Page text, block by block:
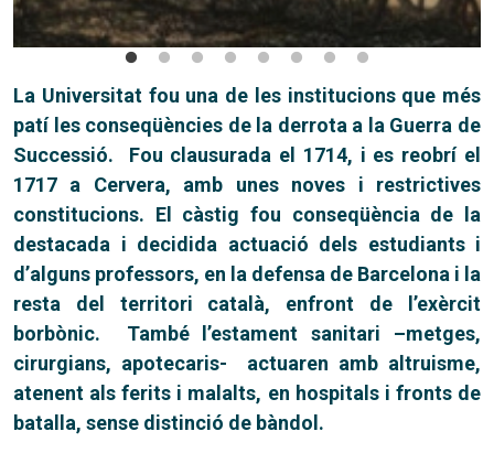
La Universitat fou una de les institucions que més
patí les conseqüències de la derrota a la Guerra de
Successió. Fou clausurada el 1714, i es reobrí el
1717 a Cervera, amb unes noves i restrictives
constitucions. El càstig fou conseqüència de la
destacada i decidida actuació dels estudiants i
d’alguns professors, en la defensa de Barcelona i la
resta del territori català, enfront de l’exèrcit
borbònic. També l’estament sanitari –metges,
cirurgians, apotecaris- actuaren amb altruisme,
atenent als ferits i malalts, en hospitals i fronts de
batalla, sense distinció de bàndol.